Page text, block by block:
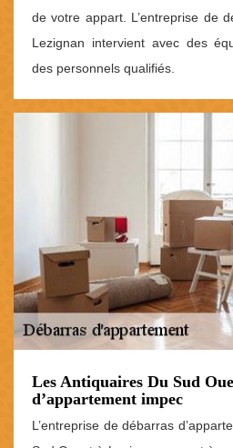
de votre appart. L’entreprise de
Lezignan intervient avec des
des personnels qualifiés.
Les Antiquaires Du Sud
d’appartement impec
L’entreprise de débarras